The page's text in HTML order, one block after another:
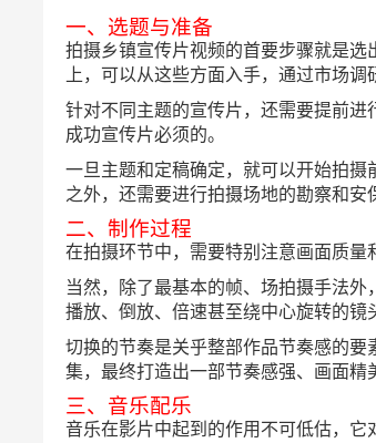
一、选题与准备
拍摄乡镇宣传片视频的首要步骤就是
上，可以从这些方面入手，通过市场
针对不同主题的宣传片，还需要提前
成功宣传片必须的。
一旦主题和定稿确定，就可以开始拍
之外，还需要进行拍摄场地的勘察和安
二、制作过程
在拍摄环节中，需要特别注意画面质量
当然，除了最基本的帧、场拍摄手法
播放、倒放、倍速甚至绕中心旋转的镜
切换的节奏是关乎整部作品节奏感的
集，最终打造出一部节奏感强、画面精
三、音乐配乐
音乐在影片中起到的作用不可低估，它